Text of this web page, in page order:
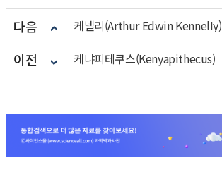
다음 케넬리(Arthur Edwin KennelIy)
이전 케냐피테쿠스(Kenyapithecus)